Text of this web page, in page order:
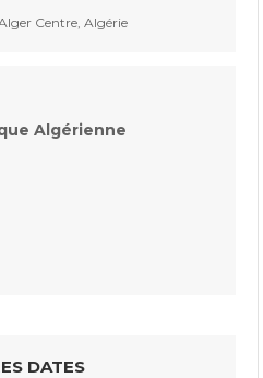
Centre, Algérie
Algérienne
DATES